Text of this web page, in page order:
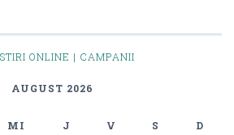
ONLINE | CAMPANII
AUGUST 2026
MI J V S D